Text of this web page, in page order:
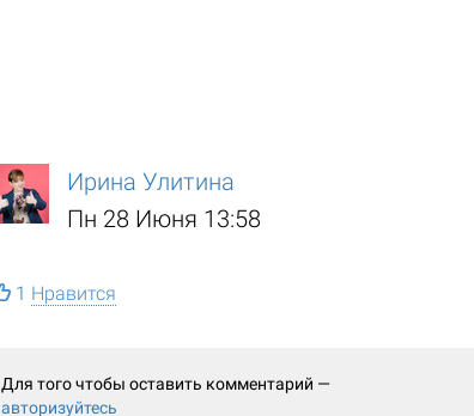
Ирина Улитина
Пн 28 Июня 13:58
1 Нравится
Для того чтобы оставить комментарий —
авторизуйтесь